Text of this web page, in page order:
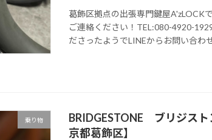
葛飾区拠点の出張専門鍵屋A'zLOCK
ご連絡ください！TEL:080-4920-
ださったようでLINEからお問い合わ
乗り物
BRIDGESTONE ブリジス
京都葛飾区】